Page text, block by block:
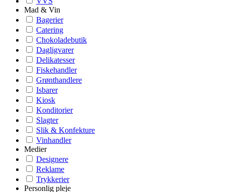
Mad & Vin
Bagerier
Catering
Chokoladebutik
Dagligvarer
Delikatesser
Fiskehandler
Grønthandlere
Isbarer
Kiosk
Konditorier
Slagter
Slik & Konfekture
Vinhandler
Medier
Designere
Reklame
Trykkerier
Personlig pleje